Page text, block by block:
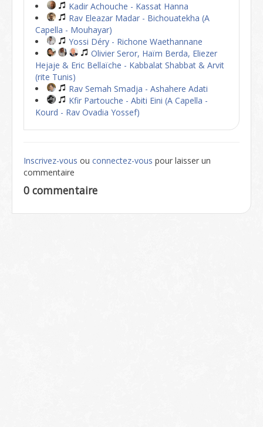
Kadir Achouche - Kassat Hanna
Rav Eleazar Madar - Bichouatekha (A
Capella - Mouhayar)
Yossi Déry - Richone Waethannane
Olivier Seror, Haïm Berda, Eliezer
Hejaje & Eric Bellaïche - Kabbalat Shabbat & Arvit
(rite Tunis)
Rav Semah Smadja - Ashahere Adati
Kfir Partouche - Abiti Eini (A Capella -
Kourd - Rav Ovadia Yossef)
Inscrivez-vous ou connectez-vous pour laisser un
commentaire
0 commentaire